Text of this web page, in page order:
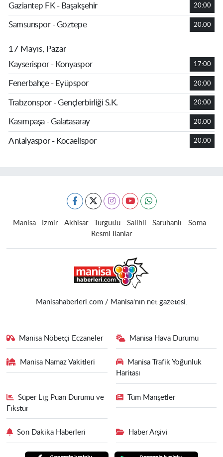
Gaziantep FK - Başakşehir 20:00
Samsunspor - Göztepe 20:00
17 Mayıs, Pazar
Kayserispor - Konyaspor
17:00
Fenerbahçe - Eyüpspor 20:00
Trabzonspor - Gençlerbirliği S.K. 20:00
Kasımpaşa - Galatasaray 20:00
Antalyaspor - Kocaelispor 20:00
Manisa İzmir Akhisar Turgutlu Salihli Saruhanlı
Soma
Resmi İlanlar
Manisahaberleri.com / Manisa'nın net gazetesi.
Manisa Nöbetçi Eczaneler Manisa Hava Durumu
Manisa Namaz Vakitleri
Manisa Trafik Yoğunluk
Haritası
Süper Lig Puan Durumu ve
Fikstür
Tüm Manşetler
Son Dakika Haberleri Haber Arşivi